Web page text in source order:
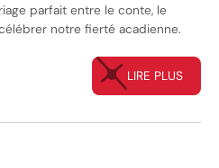
parfait entre le conte, le
notre fierté acadienne.
LIRE PLUS